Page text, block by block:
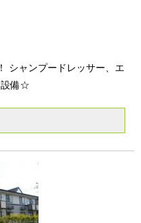
シャンプードレッサー、エ
設備☆